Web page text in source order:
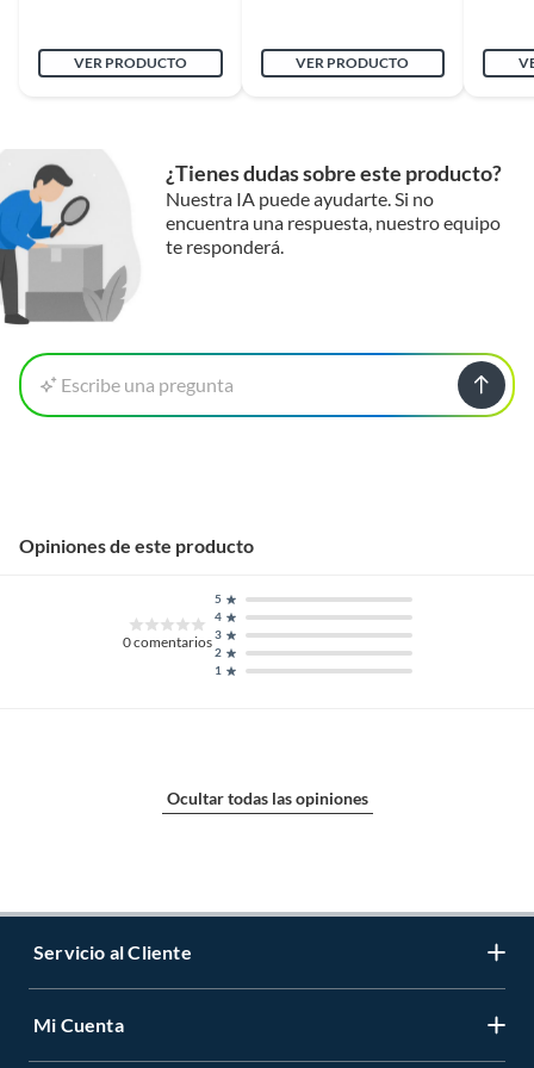
VER PRODUCTO VER PRODUCTO
¿Tienes dudas sobre este producto?
Nuestra IA puede ayudarte. Si no
encuentra una respuesta, nuestro equipo
te responderá.
Escribe una pregunta
Opiniones de este producto
0comentarios
1
2
3
4
5
Ocultar todas las opiniones
Servicio al Cliente
Contáctanos
Mi Cuenta